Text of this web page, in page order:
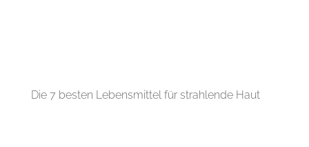
Die 7 besten Lebensmittel für strahlende Haut